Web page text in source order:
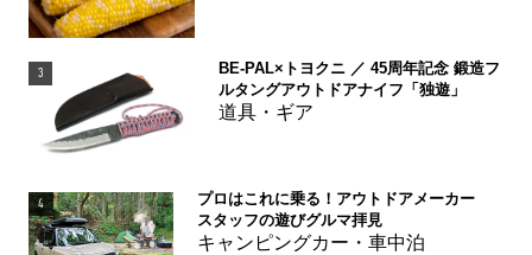
3
BE-PAL×トヨクニ ／ 45周年記念 鍛造フ
ルタングアウトドアナイフ「独遊」
道具・ギア
4
プロはこれに乗る！アウトドアメーカー
スタッフの遊びグルマ拝見
キャンピングカー・車中泊